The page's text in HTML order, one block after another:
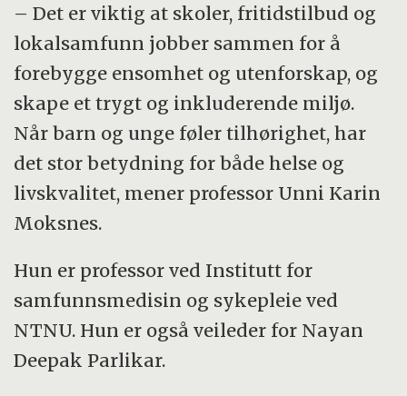
– Det er viktig at skoler, fritidstilbud og
lokalsamfunn jobber sammen for å
forebygge ensomhet og utenforskap, og
skape et trygt og inkluderende miljø.
Når barn og unge føler tilhørighet, har
det stor betydning for både helse og
livskvalitet, mener professor Unni Karin
Moksnes.
Hun er professor ved Institutt for
samfunnsmedisin og sykepleie ved
NTNU. Hun er også veileder for Nayan
Deepak Parlikar.